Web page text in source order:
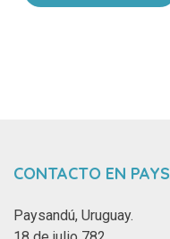
CONTACTO EN
Paysandú, Uruguay.